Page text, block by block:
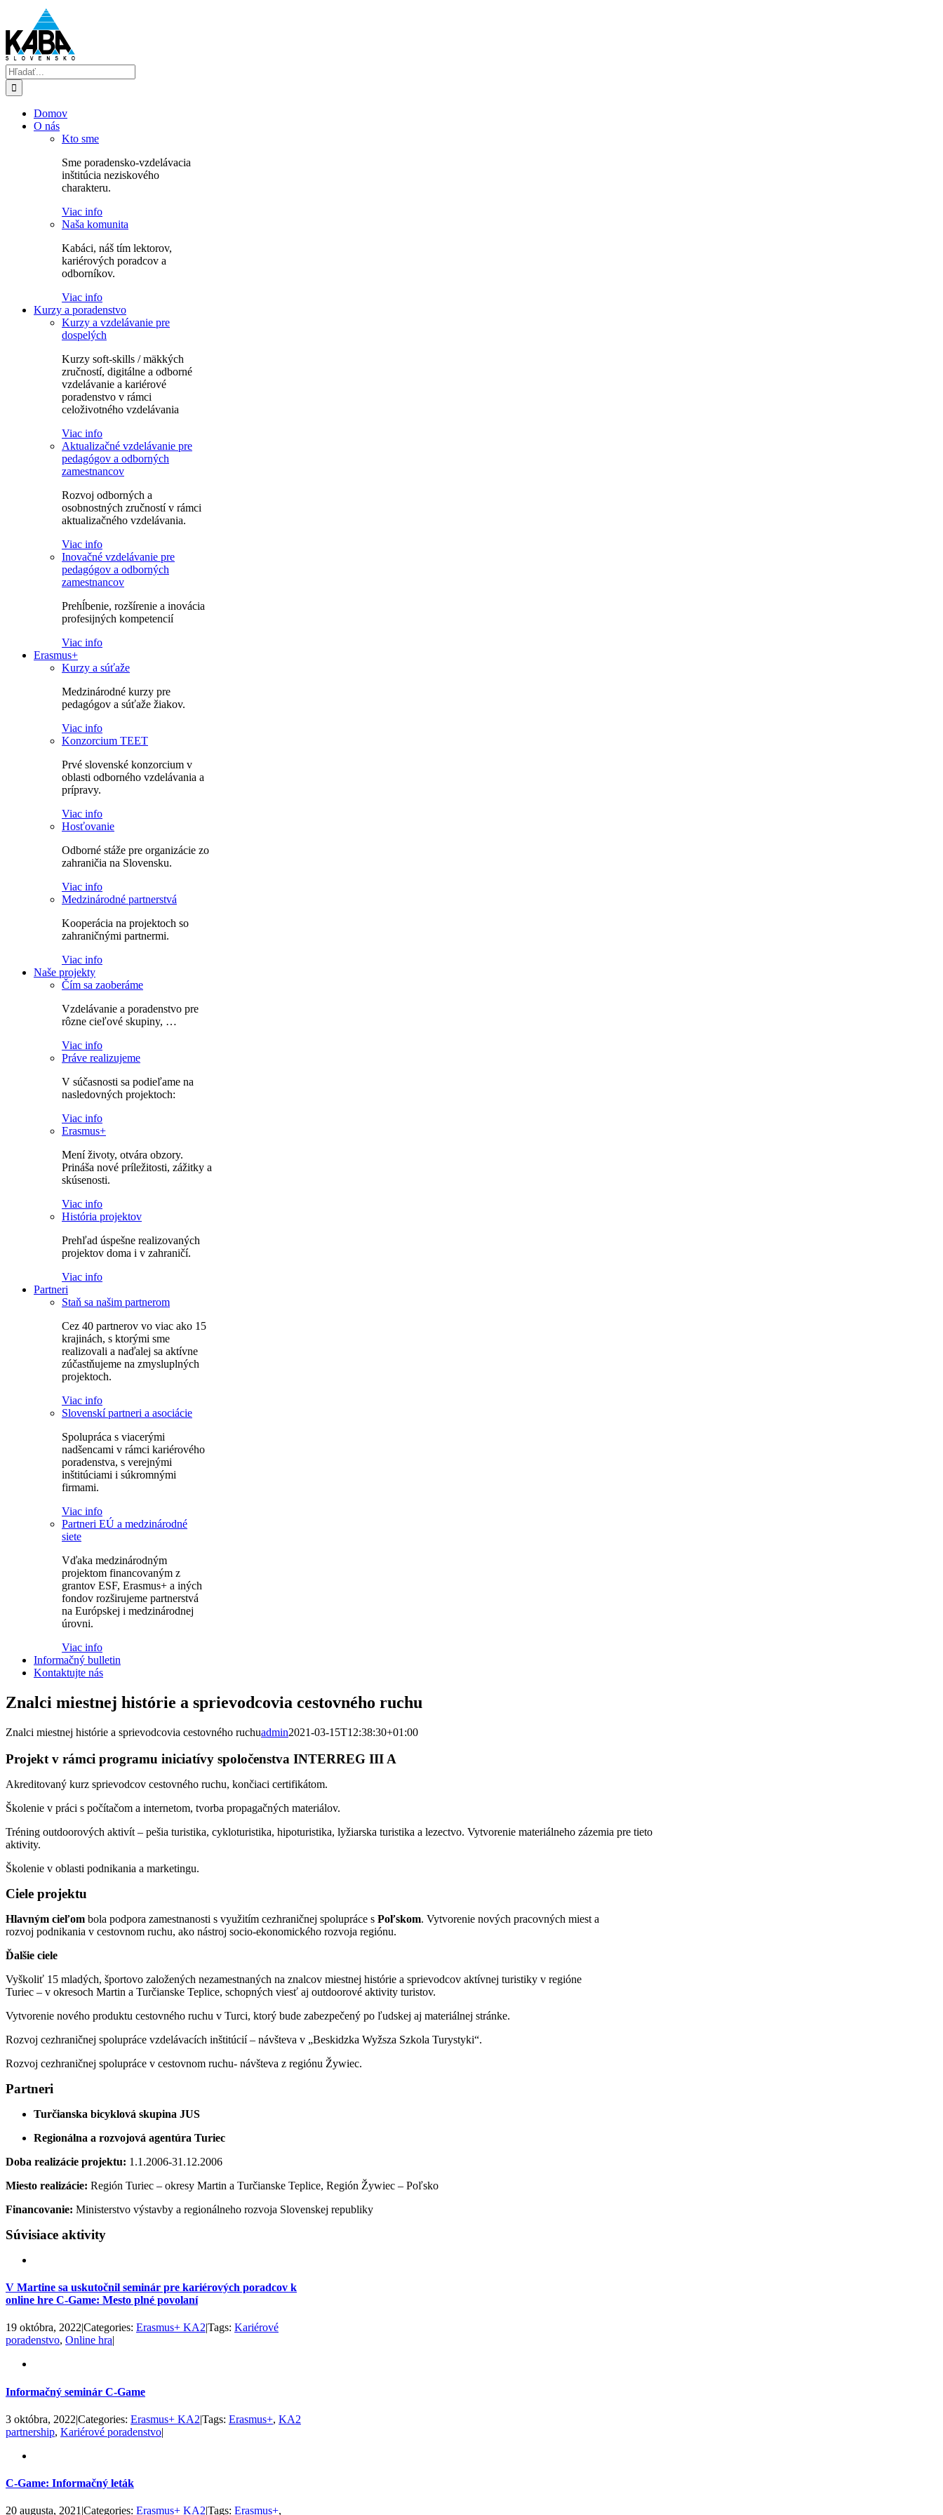
content
Hľadať:
Domov
O nás
Kto sme
Sme poradensko-vzdelávacia
inštitúcia neziskového
charakteru.
Viac info
Naša komunita
Kabáci, náš tím lektorov,
kariérových poradcov a
odborníkov.
Viac info
Kurzy a poradenstvo
Kurzy a vzdelávanie pre
dospelých
Kurzy soft-skills / mäkkých
zručností, digitálne a odborné
vzdelávanie a kariérové
poradenstvo v rámci
celoživotného vzdelávania
Viac info
Aktualizačné vzdelávanie pre
pedagógov a odborných
zamestnancov
Rozvoj odborných a
osobnostných zručností v rámci
aktualizačného vzdelávania.
Viac info
Inovačné vzdelávanie pre
pedagógov a odborných
zamestnancov
Prehĺbenie, rozšírenie a inovácia
profesijných kompetencií
Viac info
Erasmus+
Kurzy a súťaže
Medzinárodné kurzy pre
pedagógov a súťaže žiakov.
Viac info
Konzorcium TEET
Prvé slovenské konzorcium v
oblasti odborného vzdelávania a
prípravy.
Viac info
Hosťovanie
Odborné stáže pre organizácie zo
zahraničia na Slovensku.
Viac info
Medzinárodné partnerstvá
Kooperácia na projektoch so
zahraničnými partnermi.
Viac info
Naše projekty
Čím sa zaoberáme
Vzdelávanie a poradenstvo pre
rôzne cieľové skupiny, …
Viac info
Práve realizujeme
V súčasnosti sa podieľame na
nasledovných projektoch:
Viac info
Erasmus+
Mení životy, otvára obzory.
Prináša nové príležitosti, zážitky a
skúsenosti.
Viac info
História projektov
Prehľad úspešne realizovaných
projektov doma i v zahraničí.
Viac info
Partneri
Staň sa našim partnerom
Cez 40 partnerov vo viac ako 15
krajinách, s ktorými sme
realizovali a naďalej sa aktívne
zúčastňujeme na zmysluplných
projektoch.
Viac info
Slovenskí partneri a asociácie
Spolupráca s viacerými
nadšencami v rámci kariérového
poradenstva, s verejnými
inštitúciami i súkromnými
firmami.
Viac info
Partneri EÚ a medzinárodné
siete
Vďaka medzinárodným
projektom financovaným z
grantov ESF, Erasmus+ a iných
fondov rozširujeme partnerstvá
na Európskej i medzinárodnej
úrovni.
Viac info
Informačný bulletin
Kontaktujte nás
Znalci miestnej histórie a sprievodcovia cestovného ruchu
Znalci miestnej histórie a sprievodcovia cestovného ruchuadmin2021-03-15T12:38:30+01:00
Projekt v rámci programu iniciatívy spoločenstva INTERREG III A
Akreditovaný kurz sprievodcov cestovného ruchu, končiaci certifikátom.
Školenie v práci s počítačom a internetom, tvorba propagačných materiálov.
Tréning outdoorových aktivít – pešia turistika, cykloturistika, hipoturistika, lyžiarska turistika a lezectvo. Vytvorenie materiálneho zázemia pre tieto
aktivity.
Školenie v oblasti podnikania a marketingu.
Ciele projektu
Hlavným cieľom bola podpora zamestnanosti s využitím cezhraničnej spolupráce s Poľskom. Vytvorenie nových pracovných miest a
rozvoj podnikania v cestovnom ruchu, ako nástroj socio-ekonomického rozvoja regiónu.
Ďalšie ciele
Vyškoliť 15 mladých, športovo založených nezamestnaných na znalcov miestnej histórie a sprievodcov aktívnej turistiky v regióne
Turiec – v okresoch Martin a Turčianske Teplice, schopných viesť aj outdoorové aktivity turistov.
Vytvorenie nového produktu cestovného ruchu v Turci, ktorý bude zabezpečený po ľudskej aj materiálnej stránke.
Rozvoj cezhraničnej spolupráce vzdelávacích inštitúcií – návšteva v „Beskidzka Wyžsza Szkola Turystyki“.
Rozvoj cezhraničnej spolupráce v cestovnom ruchu- návšteva z regiónu Žywiec.
Partneri
Turčianska bicyklová skupina JUS
Regionálna a rozvojová agentúra Turiec
Doba realizácie projektu: 1.1.2006-31.12.2006
Miesto realizácie: Región Turiec – okresy Martin a Turčianske Teplice, Región Žywiec – Poľsko
Financovanie: Ministerstvo výstavby a regionálneho rozvoja Slovenskej republiky
Súvisiace aktivity
V Martine sa uskutočnil seminár pre kariérových poradcov k
online hre C-Game: Mesto plné povolaní
19 októbra, 2022|Categories: Erasmus+ KA2|Tags: Kariérové
poradenstvo, Online hra|
Informačný seminár C-Game
3 októbra, 2022|Categories: Erasmus+ KA2|Tags: Erasmus+, KA2
partnership, Kariérové poradenstvo|
C-Game: Informačný leták
20 augusta, 2021|Categories: Erasmus+ KA2|Tags: Erasmus+,